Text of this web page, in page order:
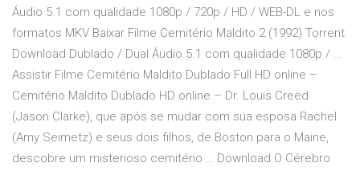
Áudio 5.1 com qualidade 1080p / 720p / HD / WEB-DL e nos
formatos MKV Baixar Filme Cemitério Maldito 2 (1992) Torrent
Download Dublado / Dual Áudio 5.1 com qualidade 1080p / …
Assistir Filme Cemitério Maldito Dublado Full HD online –
Cemitério Maldito Dublado HD online – Dr. Louis Creed
(Jason Clarke), que após se mudar com sua esposa Rachel
(Amy Seimetz) e seus dois filhos, de Boston para o Maine,
descobre um misterioso cemitério … Download O Cérebro